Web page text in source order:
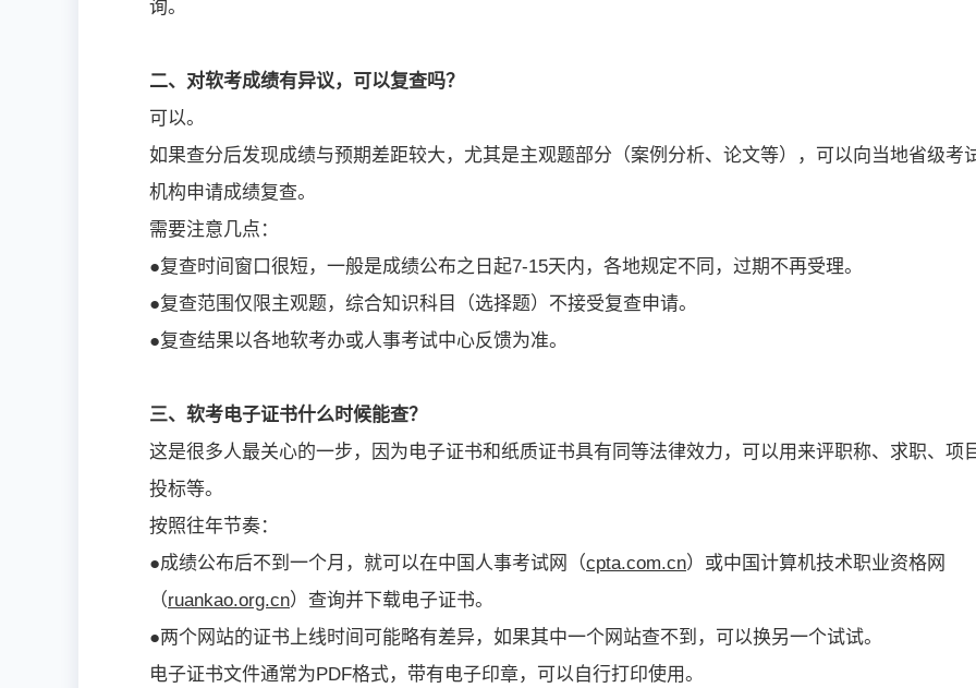
询。
二、对软考成绩有异议，可以复查吗？
可以。
如果查分后发现成绩与预期差距较大，尤其是主观题部分（案例分析、论文等），可以向当地省级考
机构申请成绩复查。
需要注意几点：
●复查时间窗口很短，一般是成绩公布之日起7-15天内，各地规定不同，过期不再受理。
●复查范围仅限主观题，综合知识科目（选择题）不接受复查申请。
●复查结果以各地软考办或人事考试中心反馈为准。
三、软考电子证书什么时候能查？
这是很多人最关心的一步，因为电子证书和纸质证书具有同等法律效力，可以用来评职称、求职、项
投标等。
按照往年节奏：
●成绩公布后不到一个月，就可以在中国人事考试网（cpta.com.cn）或中国计算机技术职业资格网
（ruankao.org.cn）查询并下载电子证书。
●两个网站的证书上线时间可能略有差异，如果其中一个网站查不到，可以换另一个试试。
电子证书文件通常为PDF格式，带有电子印章，可以自行打印使用。